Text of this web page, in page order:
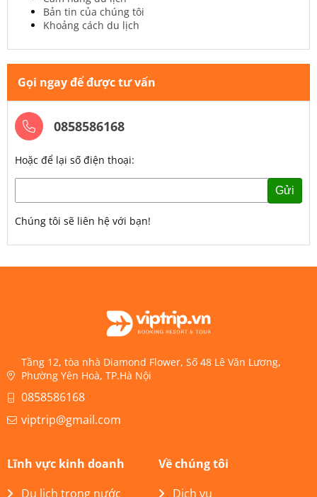
Bản tin của chúng tôi
Khoảng cách du lịch
Gọi ngay để được tư vấn
0858586168
Hoặc để lại số điện thoại:
Gửi
Chúng tôi sẽ liên hệ với bạn!
Tầng 12, tòa nhà Diamond Flower, Số 48 Lê Văn Lương,
Phường Yên Hoà, TP.Hà Nội
0858586168
viptrip@gmail.com
Lĩnh vực kinh doanh
Du lịch trong nước
Về chúng tôi
Dịch vụ